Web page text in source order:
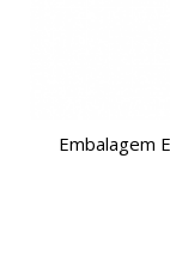
Embalagem